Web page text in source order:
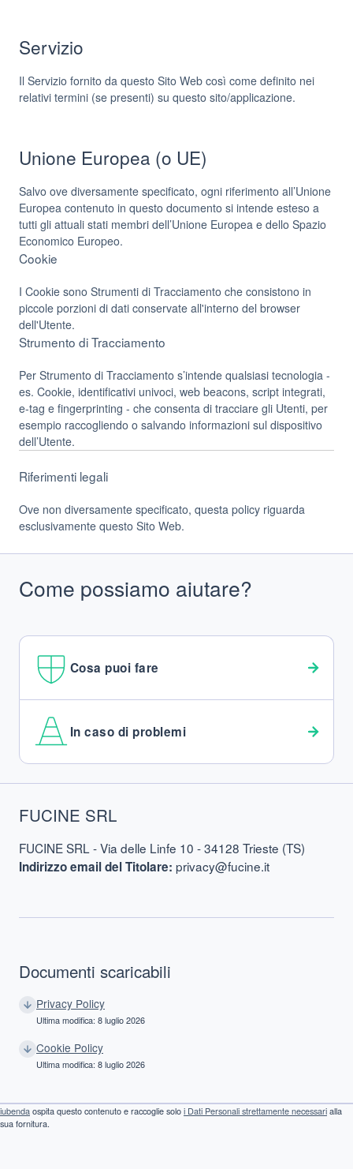
Servizio
Il Servizio fornito da questo Sito Web così come definito nei
relativi termini (se presenti) su questo sito/applicazione.
Unione Europea (o UE)
Salvo ove diversamente specificato, ogni riferimento all’Unione
Europea contenuto in questo documento si intende esteso a
tutti gli attuali stati membri dell’Unione Europea e dello Spazio
Economico Europeo.
Cookie
I Cookie sono Strumenti di Tracciamento che consistono in
piccole porzioni di dati conservate all'interno del browser
dell'Utente.
Strumento di Tracciamento
Per Strumento di Tracciamento s’intende qualsiasi tecnologia -
es. Cookie, identificativi univoci, web beacons, script integrati,
e-tag e fingerprinting - che consenta di tracciare gli Utenti, per
esempio raccogliendo o salvando informazioni sul dispositivo
dell’Utente.
Riferimenti legali
Ove non diversamente specificato, questa policy riguarda
esclusivamente questo Sito Web.
Come possiamo aiutare?
Cosa puoi fare
In caso di problemi
FUCINE SRL
FUCINE SRL - Via delle Linfe 10 - 34128 Trieste (TS)
Indirizzo email del Titolare: privacy@fucine.it
Documenti scaricabili
Privacy Policy
Ultima modifica: 8 luglio 2026
Cookie Policy
Ultima modifica: 8 luglio 2026
iubendaospita questo contenuto e raccoglie soloi Dati Personali strettamente necessarialla
sua fornitura.